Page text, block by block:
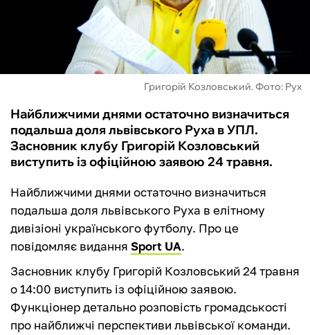
БУКМЕКЕРИ
Григорій Козловський. Фото: Рух
Найближчими днями остаточно визначиться
подальша доля львівського Руха в УПЛ.
Засновник клубу Григорій Козловський
виступить із офіційною заявою 24 травня.
Найближчими днями остаточно визначиться
подальша доля львівського Руха в елітному
дивізіоні українського футболу. Про це
повідомляє видання Sport UA.
Засновник клубу Григорій Козловський 24 травня
о 14:00 виступить із офіційною заявою.
Функціонер детально розповість громадськості
про найближчі перспективи львівської команди.